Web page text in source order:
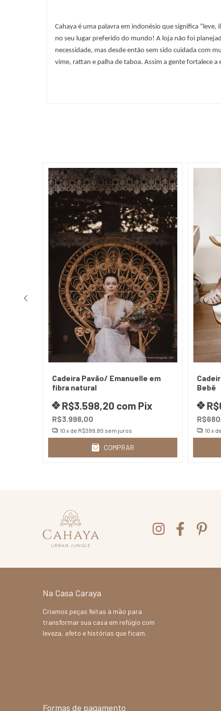
Cahaya é uma palavra em indonésio que significa
no seu lugar preferido do mundo! A loja não foi
necessidade, mas desde então sem sido cuidada com
vime, rattan e palha de taboa. Assim a gente fortalece
Cadeira Pavão/ Emanuelle em
fibra natural
R$3.998,00
R$3.598,20 com Pix
10 x de R$399,80 sem juros
COMPRAR
Bebê
10 x de
Na Casa Caraya
Criamos peças feitas à mão para
transformar sua casa em refúgio com
leveza, afeto e histórias que ficam.
Formas de pagamento